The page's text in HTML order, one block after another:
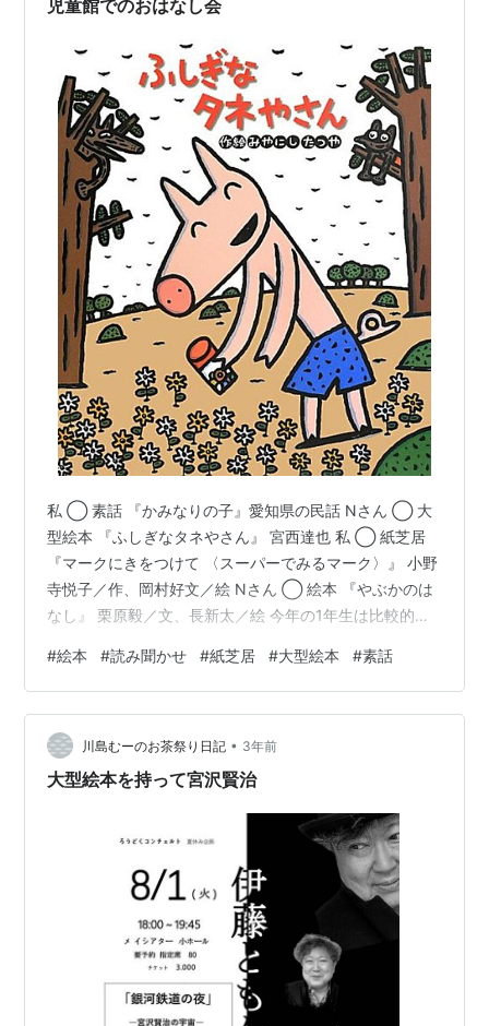
児童館でのおはなし会
私 ◯ 素話 『かみなりの子』愛知県の民話 Nさん ◯ 大
型絵本 『ふしぎなタネやさん』 宮西達也 私 ◯ 紙芝居
『マークにきをつけて 〈スーパーでみるマーク〉』 小野
寺悦子／作、岡村好文／絵 Nさん ◯ 絵本 『やぶかのは
なし』 栗原毅／文、長新太／絵 今年の1年生は比較的大
茶々を入れる。それでも、今日はかなり落ち着いて聴い
てくれた。 私 ◯ 素話 『かみなりの子』 久しぶりに昔話
を語った。みんなよく聴いてくれた。それぞれ頭の中に
情景が浮かんだかな？ Nさん ◯ 大型絵本 『ふしぎなタ
ネやさん』 「あ、知ってる～」「見たことある」と声が
#絵本 #読み聞かせ #紙芝居 #大型絵本 #素話
川島むーのお茶祭り日記 • 3年前
大型絵本を持って宮沢賢治